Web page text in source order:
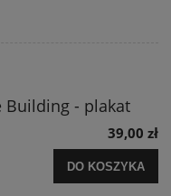
Building - plakat
39,00 zł
DO KOSZYKA